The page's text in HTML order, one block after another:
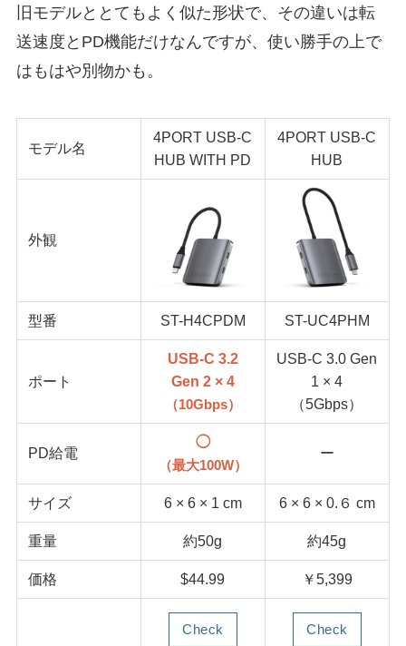
旧モデルととてもよく似た形状で、その違いは転
送速度とPD機能だけなんですが、使い勝手の上で
はもはや別物かも。
モデル名
4PORT USB-C
HUB WITH PD
4PORT USB-C
HUB
外観
型番 ST-H4CPDM ST-UC4PHM
ポート
USB-C 3.2
Gen 2 × 4
（10Gbps）
USB-C 3.0 Gen
1 × 4
（5Gbps）
PD給電
◯
（最大100W）
ー
サイズ 6 × 6 × 1 cm 6 × 6 × 0.６ cm
重量 約50g 約45g
価格 $44.99 ￥5,399
Check Check